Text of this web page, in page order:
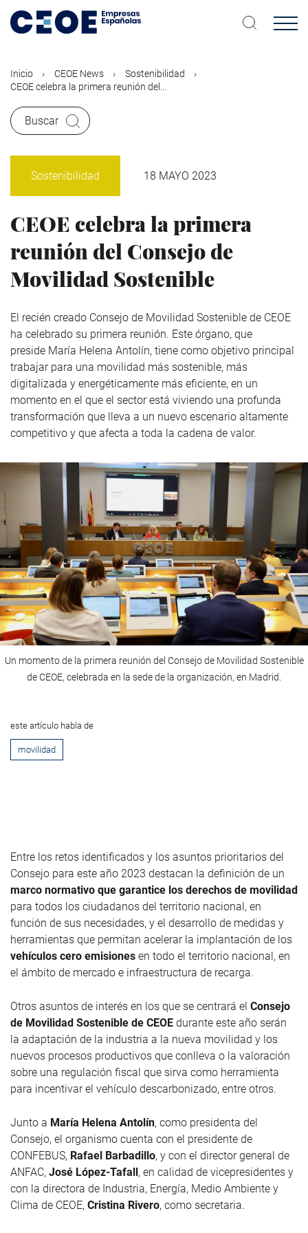
contenido
Inicio CEOE News
Sostenibilidad
CEOE celebra la primera reunión del...
Buscar
Sostenibilidad 18 MAYO 2023
CEOE celebra la primera
reunión del Consejo de
Movilidad Sostenible
El recién creado Consejo de Movilidad Sostenible de CEOE
ha celebrado su primera reunión. Este órgano, que
preside María Helena Antolín, tiene como objetivo principal
trabajar para una movilidad más sostenible, más
digitalizada y energéticamente más eficiente, en un
momento en el que el sector está viviendo una profunda
transformación que lleva a un nuevo escenario altamente
competitivo y que afecta a toda la cadena de valor.
Un momento de la primera reunión del Consejo de Movilidad Sostenible
de CEOE, celebrada en la sede de la organización, en Madrid.
este artículo habla de
movilidad
Entre los retos identificados y los asuntos prioritarios del
Consejo para este año 2023 destacan la definición de un
marco normativo que garantice los derechos de movilidad
para todos los ciudadanos del territorio nacional, en
función de sus necesidades, y el desarrollo de medidas y
herramientas que permitan acelerar la implantación de los
vehículos cero emisiones en todo el territorio nacional, en
el ámbito de mercado e infraestructura de recarga.
Otros asuntos de interés en los que se centrará el Consejo
de Movilidad Sostenible de CEOE durante este año serán
la adaptación de la industria a la nueva movilidad y los
nuevos procesos productivos que conlleva o la valoración
sobre una regulación fiscal que sirva como herramienta
para incentivar el vehículo descarbonizado, entre otros.
Junto a María Helena Antolín, como presidenta del
Consejo, el organismo cuenta con el presidente de
CONFEBUS, Rafael Barbadillo, y con el director general de
ANFAC, José López-Tafall, en calidad de vicepresidentes y
con la directora de Industria, Energía, Medio Ambiente y
Clima de CEOE, Cristina Rivero, como secretaria.